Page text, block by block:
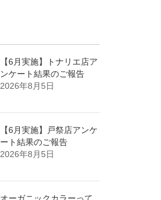
【6月実施】トナリエ店ア
ンケート結果のご報告
2026年8月5日
【6月実施】戸祭店アンケ
ート結果のご報告
2026年8月5日